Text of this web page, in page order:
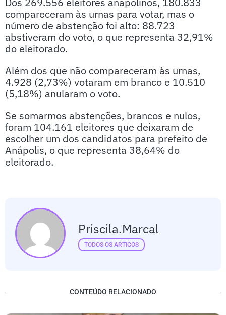
compareceram às urnas para votar, mas o
número de abstenção foi alto: 88.723
abstiveram do voto, o que representa 32,91%
do eleitorado.
Além dos que não compareceram às urnas,
4.928 (2,73%) votaram em branco e 10.510
(5,18%) anularam o voto.
Se somarmos abstenções, brancos e nulos,
foram 104.161 eleitores que deixaram de
escolher um dos candidatos para prefeito de
Anápolis, o que representa 38,64% do
eleitorado.
Priscila.marcal
TODOS OS ARTIGOS
CONTEÚDO RELACIONADO